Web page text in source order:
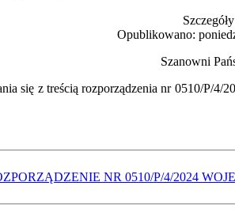
Szczegóły
Opublikowano:
Szanowni
się z treścią rozporządzenia nr 0510/P/
NR 0510/P/4/2024